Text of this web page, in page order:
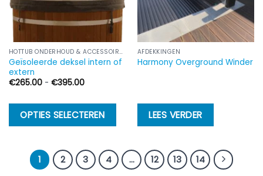
HOTTUB ONDERHOUD & ACCESSOIRES
Geïsoleerde deksel intern of
extern
€265.00 - €395.00Prijsklasse:
€395.00
OPTIES SELECTEREN
product
meerdere
variaties.
AFDEKKINGEN
Harmony Overground Winder
LEES VERDER
1 2 3 4 … 12 13 14